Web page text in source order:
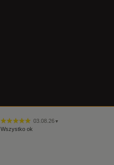
03.08.26 ▼
Wszystko ok